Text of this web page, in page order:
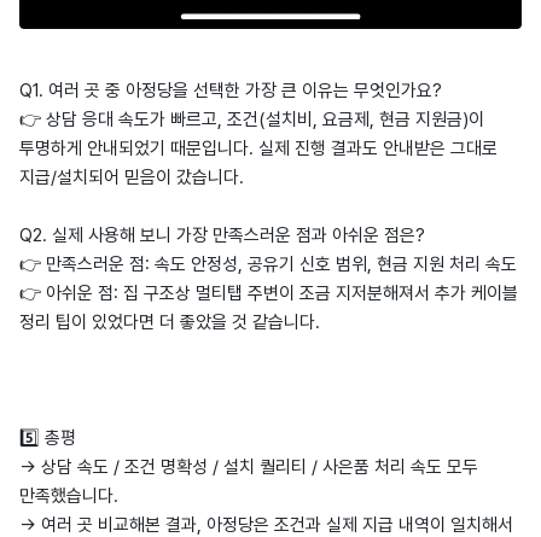
Q1. 여러 곳 중 아정당을 선택한 가장 큰 이유는 무엇인가요?
👉 상담 응대 속도가 빠르고, 조건(설치비, 요금제, 현금 지원금)이
투명하게 안내되었기 때문입니다. 실제 진행 결과도 안내받은 그대로
지급/설치되어 믿음이 갔습니다.
Q2. 실제 사용해 보니 가장 만족스러운 점과 아쉬운 점은?
👉 만족스러운 점: 속도 안정성, 공유기 신호 범위, 현금 지원 처리 속도
👉 아쉬운 점: 집 구조상 멀티탭 주변이 조금 지저분해져서 추가 케이블
정리 팁이 있었다면 더 좋았을 것 같습니다.
5️⃣ 총평
→ 상담 속도 / 조건 명확성 / 설치 퀄리티 / 사은품 처리 속도 모두
만족했습니다.
→ 여러 곳 비교해본 결과, 아정당은 조건과 실제 지급 내역이 일치해서